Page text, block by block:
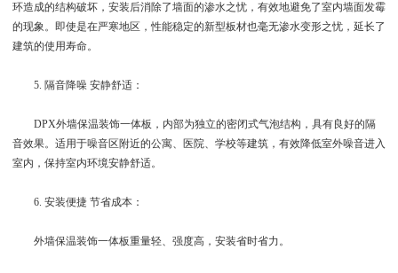
环造成的结构破坏，安装后消除了墙面的渗水之忧，有效地避免了室内墙面发霉
的现象。即使是在严寒地区，性能稳定的新型板材也毫无渗水变形之忧，延长了
建筑的使用寿命。
5. 隔音降噪 安静舒适：
DPX外墙保温装饰一体板，内部为独立的密闭式气泡结构，具有良好的隔
音效果。适用于噪音区附近的公寓、医院、学校等建筑，有效降低室外噪音进入
室内，保持室内环境安静舒适。
6. 安装便捷 节省成本：
外墙保温装饰一体板重量轻、强度高，安装省时省力。